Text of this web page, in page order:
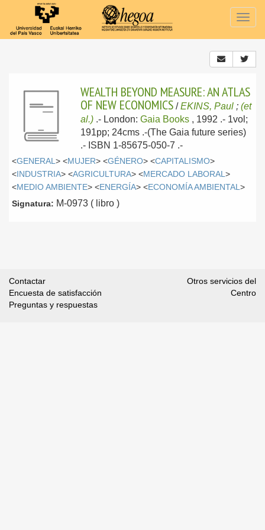
WEALTH BEYOND MEASURE: AN ATLAS
OF NEW ECONOMICS /EKINS, Paul ; (et
al.) .- London: Gaia Books , 1992 .- 1vol;
191pp; 24cms .-(The Gaia future series)
.- ISBN 1-85675-050-7 .-
<GENERAL > <MUJER> <GÉNERO> <CAPITALISMO>
<INDUSTRIA> <AGRICULTURA> <MERCADO LABORAL >
<MEDIO AMBIENTE> <ENERGÍA> <ECONOMÍA AMBIENTAL >
Signatura: M-0973 ( libro )
Contactar
Encuesta de satisfacción
Preguntas y respuestas
Otros servicios del
Centro